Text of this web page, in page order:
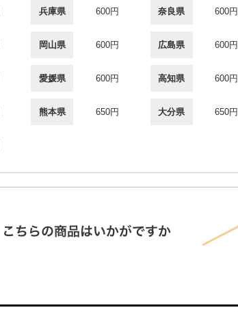
兵庫県 600円 奈良県 600円
岡山県 600円 広島県 600円
愛媛県 600円 高知県 600円
熊本県 650円 大分県 650円